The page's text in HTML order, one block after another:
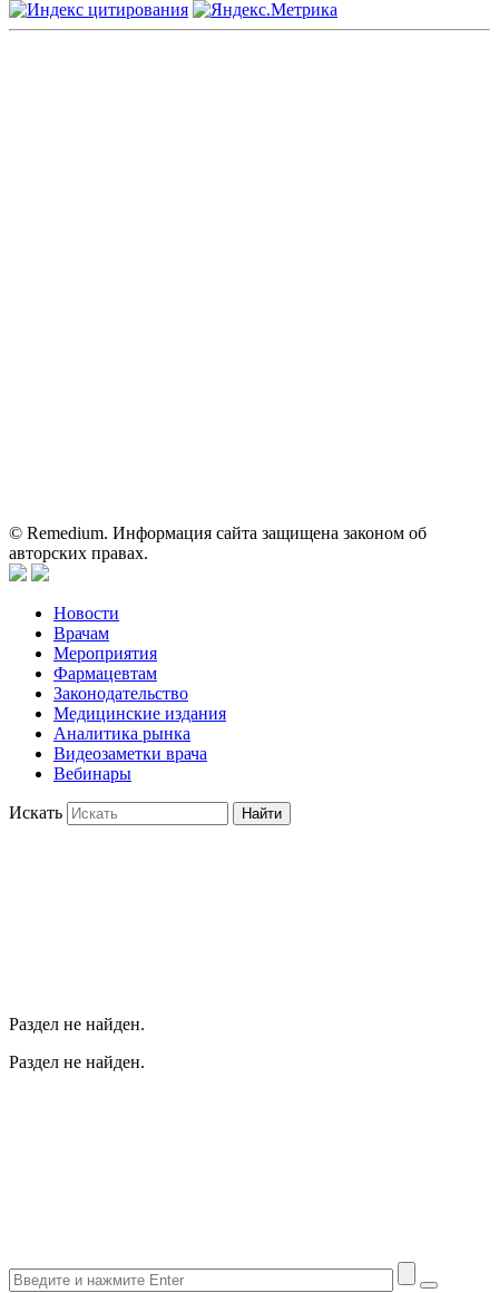
© Remedium. Информация сайта защищена законом об
авторских правах.
Новости
Врачам
Мероприятия
Фармацевтам
Законодательство
Медицинские издания
Аналитика рынка
Видеозаметки врача
Вебинары
Искать Найти
Раздел не найден.
Раздел не найден.